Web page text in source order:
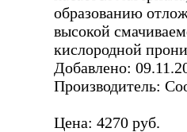
образованию
высокой
кислородной
Добавлено:
Производитель:
Цена: 4270 руб.